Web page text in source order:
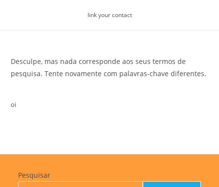
link your contact
Desculpe, mas nada corresponde aos seus termos de
pesquisa. Tente novamente com palavras-chave diferentes.
oi
Pesquisar